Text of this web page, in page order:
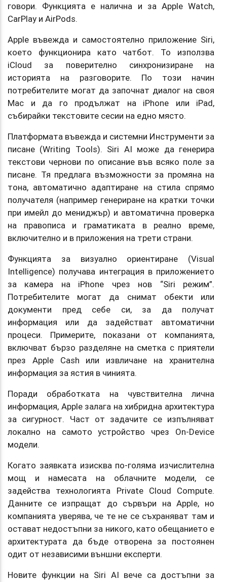
говори. Функцията е налична и за Apple Watch,
CarPlay и AirPods.
Apple въвежда и самостоятелно приложение Siri,
което функционира като чатбот. То използва
iCloud за поверително синхронизиране на
историята на разговорите. По този начин
потребителите могат да започнат диалог на своя
Mac и да го продължат на iPhone или iPad,
събирайки текстовите сесии на едно място.
Платформата въвежда и системни Инструменти за
писане (Writing Tools). Siri AI може да генерира
текстови чернови по описание във всяко поле за
писане. Тя предлага възможности за промяна на
тона, автоматично адаптиране на стила спрямо
получателя (например генериране на кратки точки
при имейл до мениджър) и автоматична проверка
на правописа и граматиката в реално време,
включително и в приложения на трети страни.
Функцията за визуално ориентиране (Visual
Intelligence) получава интеграция в приложението
за камера на iPhone чрез нов “Siri режим”.
Потребителите могат да снимат обекти или
документи пред себе си, за да получат
информация или да задействат автоматични
процеси. Примерите, показани от компанията,
включват бързо разделяне на сметка с приятели
през Apple Cash или извличане на хранителна
информация за ястия в чинията.
Поради обработката на чувствителна лична
информация, Apple залага на хибридна архитектура
за сигурност. Част от задачите се изпълняват
локално на самото устройство чрез On-Device
модели.
Когато заявката изисква по-голяма изчислителна
мощ и намесата на облачните модели, се
задейства технологията Private Cloud Compute.
Данните се изпращат до сървъри на Apple, но
компанията уверява, че те не се съхраняват там и
остават недостъпни за никого, като обещанието е
архитектурата да бъде отворена за постоянен
одит от независими външни експерти.
Новите функции на Siri AI вече са достъпни за